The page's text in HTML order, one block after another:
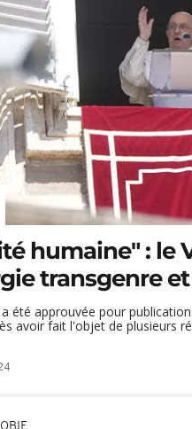
humaine" : le
transgenre et
été approuvée pour
avoir fait l'objet de plusieurs